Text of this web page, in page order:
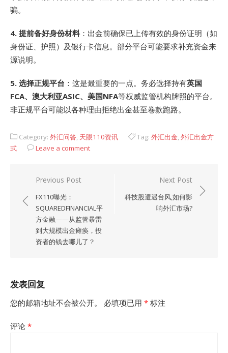
骗。
4. 提前备好身份材料 ：出金前确保已上传有效的身份证明（如
身份证、护照）及银行卡信息。部分平台可能要求补充资金来
源说明。
5. 选择正规平台 ：这是最重要的一点。务必选择持有英国
FCA、澳大利亚ASIC、美国NFA等权威监管机构牌照的平台。
非正规平台可能以各种理由拒绝出金甚至卷款跑路。
Category: 外汇问答, 天眼110资讯 Tag: 外汇出金,外汇出金方
式
Leave a comment
章
导
Previous Post
FX110曝光：
SQUAREDFINANCIAL平
方金融——从监管暴雷
到大规模出金瘫痪，投
资者的钱去哪儿了？
Next Post
科技股遭遇台风,如何影
响外汇市场?
发表回复
您的邮箱地址不会被公开。
必填项已用 * 标注
评论 *